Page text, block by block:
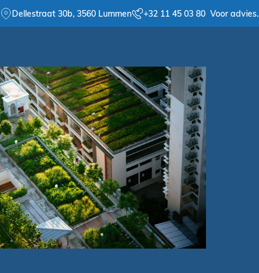
Dellestraat 30b, 3560 Lummen +32 11 45 03 80 Voor advies.